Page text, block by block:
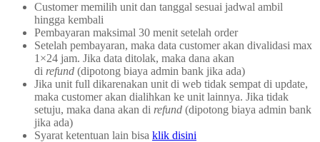
Customer memilih unit dan tanggal sesuai jadwal ambil
hingga kembali
Pembayaran maksimal 30 menit setelah order
Setelah pembayaran, maka data customer akan divalidasi max
1×24 jam. Jika data ditolak, maka dana akan
di refund (dipotong biaya admin bank jika ada)
Jika unit full dikarenakan unit di web tidak sempat di update,
maka customer akan dialihkan ke unit lainnya. Jika tidak
setuju, maka dana akan di refund (dipotong biaya admin bank
jika ada)
Syarat ketentuan lain bisa klik disini